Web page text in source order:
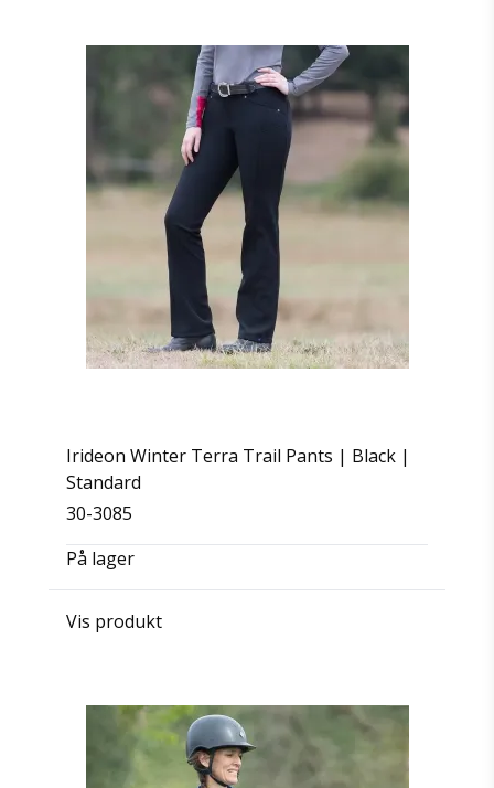
Irideon Winter Terra Trail Pants | Black |
Standard
30-3085
På lager
Vis produkt